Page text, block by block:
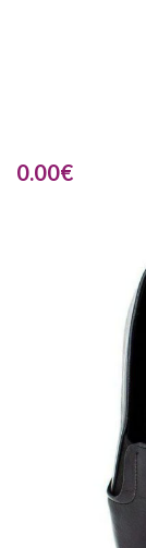
0.00€